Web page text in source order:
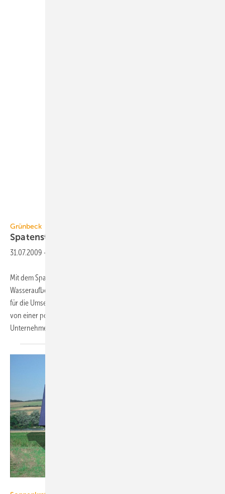
Grünbeck
Spatenstich für neues
31.07.2009 -
Mit dem Spatenstich für das neue Logistikzentrum hat Grünbeck
Wasseraufbereitung, Höchstädt, Anfang Juni einen weiteren Schritt
für die Umsetzung seines neuen Werkskonzepts begonnen. „Wir sind
von einer positiven Zukunft der Branche und insbesondere unseres
Unternehmens überzeugt, sodass